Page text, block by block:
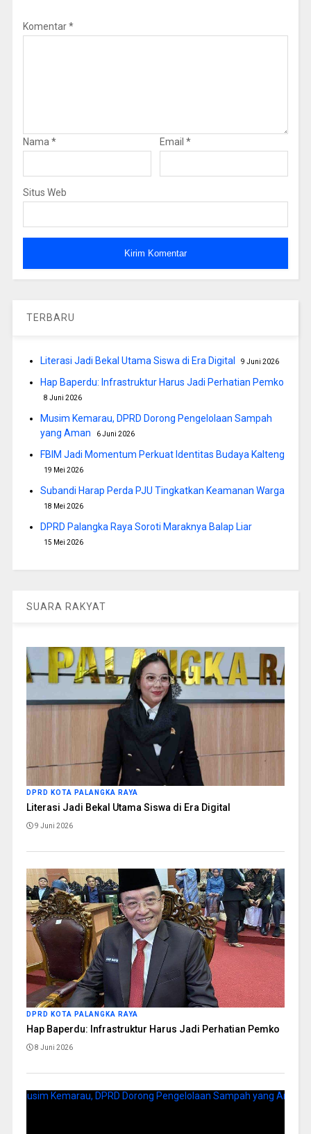
Komentar*
Nama * Email *
Situs Web
TERBARU
Literasi Jadi Bekal Utama Siswa di Era Digital 9 Juni 2026
Hap Baperdu: Infrastruktur Harus Jadi Perhatian Pemko
8 Juni 2026
Musim Kemarau, DPRD Dorong Pengelolaan Sampah
yang Aman
6 Juni 2026
FBIM Jadi Momentum Perkuat Identitas Budaya Kalteng
19 Mei 2026
Subandi Harap Perda PJU Tingkatkan Keamanan Warga
18 Mei 2026
DPRD Palangka Raya Soroti Maraknya Balap Liar
15 Mei 2026
SUARA RAKYAT
DPRD KOTA PALANGKA RAYA
Literasi Jadi Bekal Utama Siswa di Era Digital
9 Juni 2026
DPRD KOTA PALANGKA RAYA
Hap Baperdu: Infrastruktur Harus Jadi Perhatian Pemko
8 Juni 2026